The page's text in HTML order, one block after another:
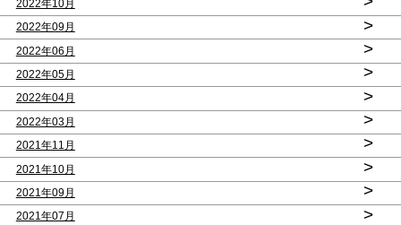
2022年10月
2022年09月 >
2022年06月 >
2022年05月 >
2022年04月 >
2022年03月 >
2021年11月 >
2021年10月 >
2021年09月 >
2021年07月 >